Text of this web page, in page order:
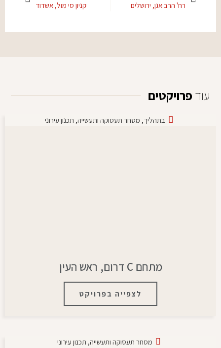
רח' הרב אגן, ירושלים
קניון סי מול, אשדוד
עוד פרויקטים
בתהליך, מסחר תעסוקה ותעשייה, תכנון עירוני
מתחם C דרום, ראש העין
לצפייה בפרויקט
מסחר תעסוקה ותעשייה, תכנון עירוני